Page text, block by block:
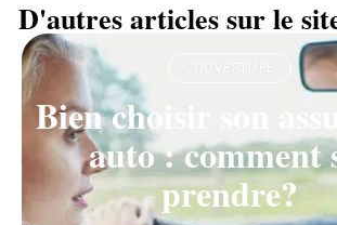
D'autres articles sur le
Bien choisir son
auto : comment
prendre?